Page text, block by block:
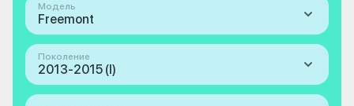
Модель
Freemont
Поколение
2013-2015 (I)